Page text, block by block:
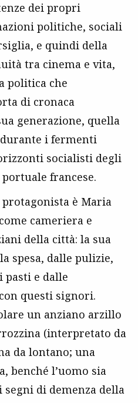
dei propri
politiche, sociali
e quindi della
tra cinema e vita,
politica che
di cronaca
generazione, quella
i fermenti
socialisti degli
francese.
protagonista è Maria
cameriera e
della città: la sua
spesa, dalle pulizie,
pasti e dalle
questi signori.
un anziano arzillo
(interpretato da
da lontano; una
benché l’uomo sia
di demenza della